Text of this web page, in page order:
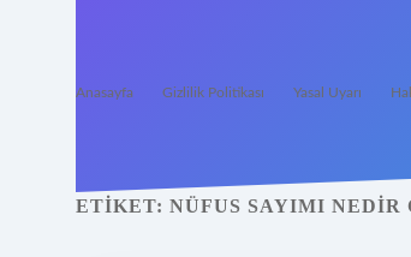
Anasayfa Gizlilik Politikası Yasal Uyarı
ETIKET: NÜFUS SAYIMI NEDIR